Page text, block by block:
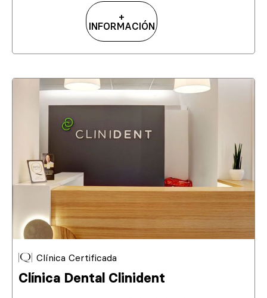
+
INFORMACIÓN
Clínica Certificada
Clínica Dental Clinident